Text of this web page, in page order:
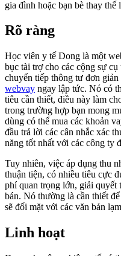
gia đình hoặc bạn bè thay thế
Rõ ràng
Học viên y tế Dong là một
bục tài trợ cho các cộng sự
chuyển tiếp thông tư đơn
webvay ngay lập tức. Nó có
tiêu cần thiết, điều này làm
trong trường hợp bạn mong
dùng có thể mua các khoản
đầu trả lời các cân nhắc xác
năng tốt nhất với các công ty
Tuy nhiên, việc áp dụng thu
thuận tiện, có nhiều tiêu cực
phí quan trọng lớn, giải quyết
bán. Nó thường là cần thiết
sẽ đối mặt với các văn bản
Linh hoạt